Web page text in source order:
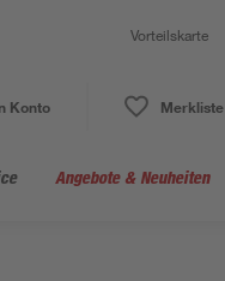
Vorteilskarte
Konto Merkliste
Angebote & Neuheiten